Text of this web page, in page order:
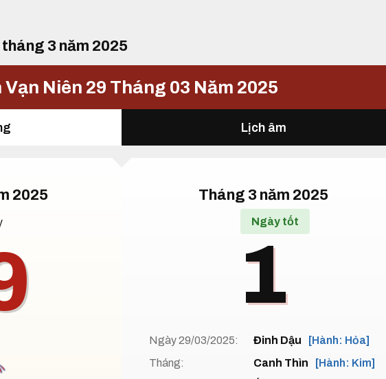
3 năm 2025
Vạn Niên 29 Tháng 03 Năm 2025
Lịch âm
2025 Tháng 3 năm 2025
Ngày tốt
1
Ngày 29/03/2025: Đinh Dậu
[Hành: Hỏa]
Tháng:
Canh Thìn
[Hành: Kim]